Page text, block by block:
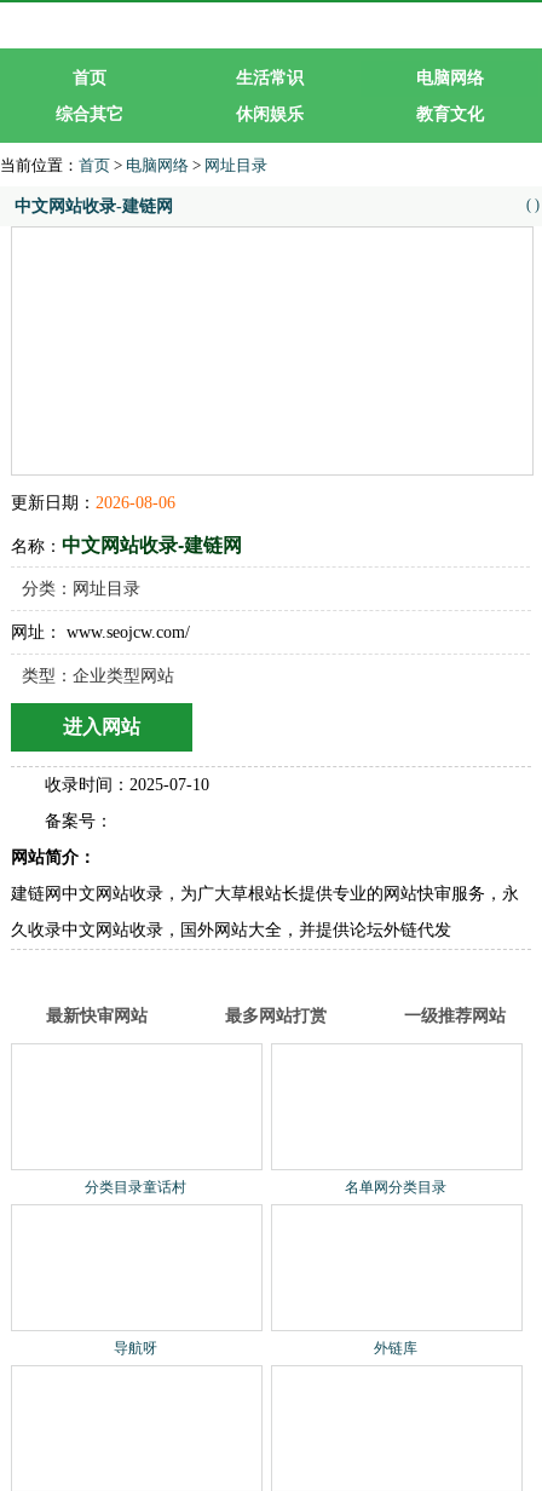
首页 生活常识
电脑网络
综合其它
休闲娱乐
教育文化
当前位置： 首页 > 电脑网络 > 网址目录
中文网站收录-建链网 ( )
更新日期： 2026-08-06
名称： 中文网站收录-建链网
分类： 网址目录
网址： www.seojcw.com/
类型：企业类型网站
进入网站
收录时间：2025-07-10
备案号：
网站简介：
建链网中文网站收录，为广大草根站长提供专业的网站快审服务，永
久收录中文网站收录，国外网站大全，并提供论坛外链代发
最新快审网站 最多网站打赏 一级推荐网站
分类目录童话村 名单网分类目录
导航呀 外链库